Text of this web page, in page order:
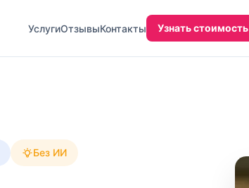
УслугиОтзывыКонтакты Узнать стоимость
Без ИИ